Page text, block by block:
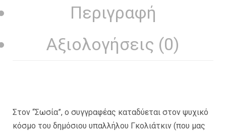
Περιγραφή
Αξιολογήσεις (0)
Στον “Σωσία”, ο συγγραφέας καταδύεται στον ψυχικό
κόσμο του δημόσιου υπαλλήλου Γκολιάτκιν (που μας